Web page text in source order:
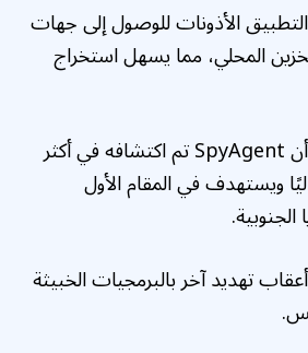
الأذونات للوصول إلى جهات
المحلي، مما يسهل استخراج
تذكر شركة McAfee أن SpyAgent تم اكتشافه في أكثر
ويستهدف في المقام الأول
تهديد آخر بالبرمجيات الخبيثة